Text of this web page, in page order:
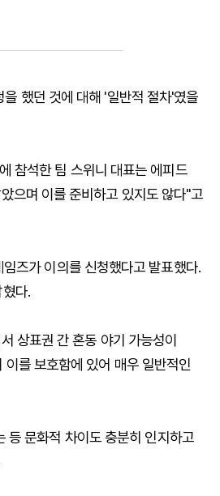
했던 것에 대해 '일반적 절차'였을
참석한 팀 스위니 대표는 에피드
으며 이를 준비하고 있지도 않다"고
즈가 이의를 신청했다고 발표했다.
다.
상표권 간 혼동 야기 가능성이
를 보호함에 있어 매우 일반적인
등 문화적 차이도 충분히 인지하고